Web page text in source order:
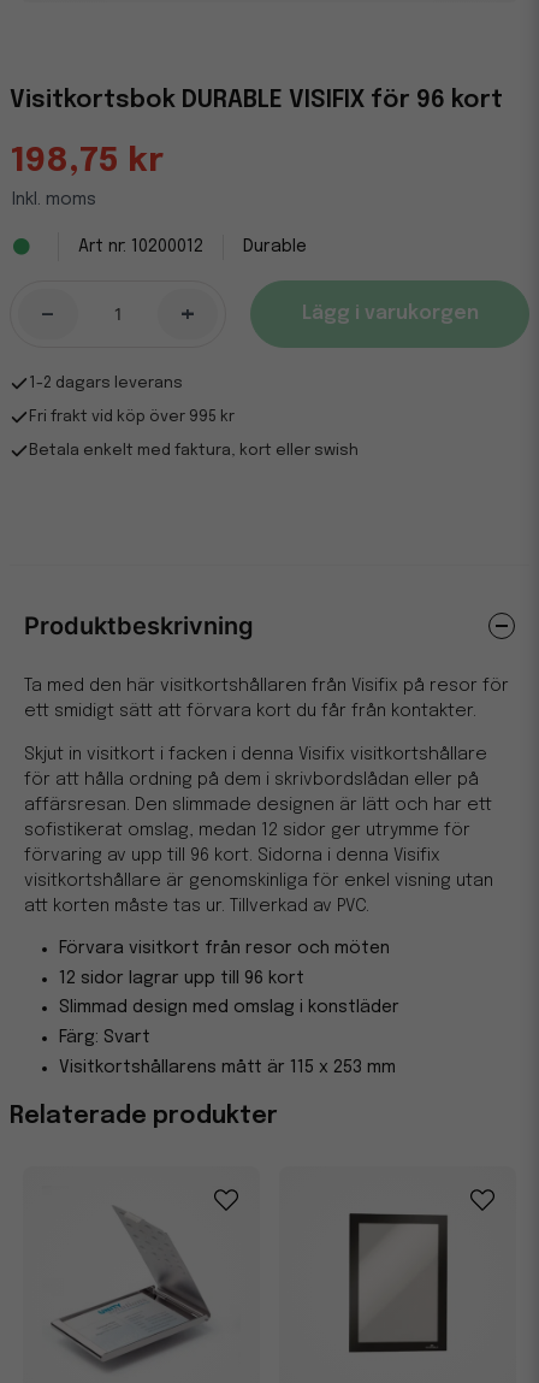
Visitkortsbok DURABLE VISIFIX för 96 kort
198,75 kr
Inkl. moms
10200012 Durable
- + Lägg i varukorgen
1-2 dagars leverans
Fri frakt vid köp över 995 kr
Betala enkelt med faktura, kort eller swish
Relaterade produkter
Produktbeskrivning
Ta med den här visitkortshållaren från Visifix på resor för
ett smidigt sätt att förvara kort du får från kontakter.
Skjut in visitkort i facken i denna Visifix visitkortshållare
för att hålla ordning på dem i skrivbordslådan eller på
affärsresan. Den slimmade designen är lätt och har ett
sofistikerat omslag, medan 12 sidor ger utrymme för
förvaring av upp till 96 kort. Sidorna i denna Visifix
visitkortshållare är genomskinliga för enkel visning utan
att korten måste tas ur. Tillverkad av PVC.
Förvara visitkort från resor och möten
12 sidor lagrar upp till 96 kort
Slimmad design med omslag i konstläder
Färg: Svart
Visitkortshållarens mått är 115 x 253 mm